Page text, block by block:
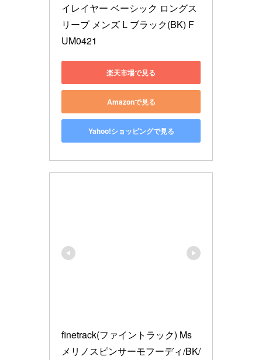
イレイヤー ベーシック ロングス
リーブ メンズ L ブラック(BK) F
UM0421
楽天市場で見る
Amazonで見る
Yahoo!ショッピングで見る
finetrack(ファイントラック) Ms
メリノスピンサーモフーディ/BK/